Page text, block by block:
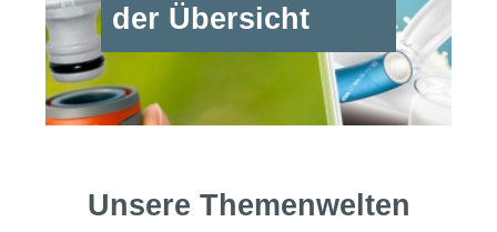
der Übersicht
Unsere Themenwelten